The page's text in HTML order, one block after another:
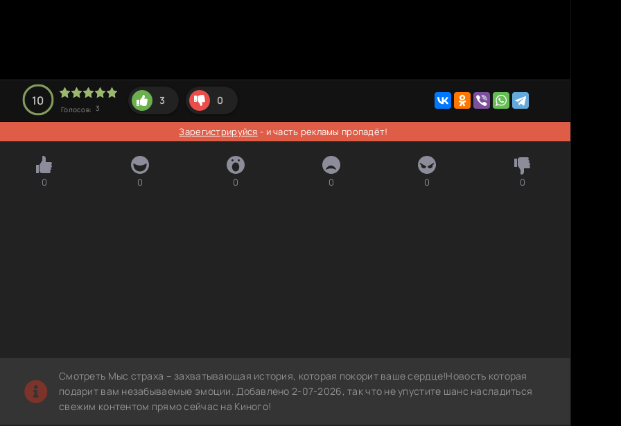
10
Голосов: 3
3 0
Зарегистрируйся - и часть рекламы пропадёт!
0 0 0 0 0 0
Смотреть Мыс страха – захватывающая история, которая покорит ваше сердце!Новость которая
подарит вам незабываемые эмоции. Добавлено 2-07-2026, так что не упустите шанс насладиться
свежим контентом прямо сейчас на Киного!